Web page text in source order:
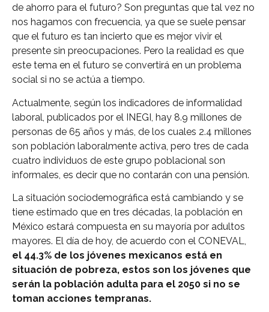
de ahorro para el futuro? Son preguntas que tal vez no
nos hagamos con frecuencia, ya que se suele pensar
que el futuro es tan incierto que es mejor vivir el
presente sin preocupaciones. Pero la realidad es que
este tema en el futuro se convertirá en un problema
social si no se actúa a tiempo.
Actualmente, según los indicadores de informalidad
laboral, publicados por el INEGI, hay 8.9 millones de
personas de 65 años y más, de los cuales 2.4 millones
son población laboralmente activa, pero tres de cada
cuatro individuos de este grupo poblacional son
informales, es decir que no contarán con una pensión.
La situación sociodemográfica está cambiando y se
tiene estimado que en tres décadas, la población en
México estará compuesta en su mayoría por adultos
mayores. El día de hoy, de acuerdo con el CONEVAL,
el 44.3% de los jóvenes mexicanos está en
situación de pobreza, estos son los jóvenes que
serán la población adulta para el 2050 si no se
toman acciones tempranas.